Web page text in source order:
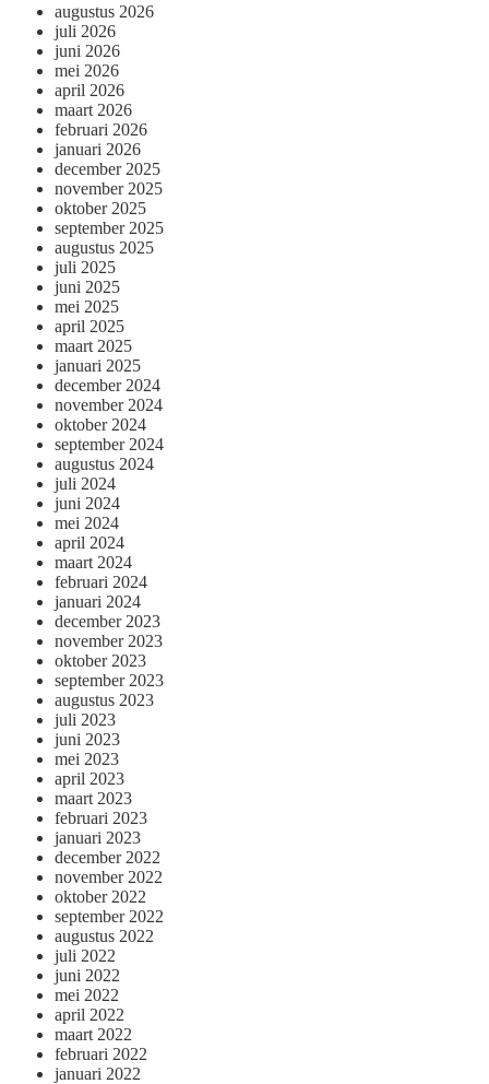
augustus 2026
juli 2026
juni 2026
mei 2026
april 2026
maart 2026
februari 2026
januari 2026
december 2025
november 2025
oktober 2025
september 2025
augustus 2025
juli 2025
juni 2025
mei 2025
april 2025
maart 2025
januari 2025
december 2024
november 2024
oktober 2024
september 2024
augustus 2024
juli 2024
juni 2024
mei 2024
april 2024
maart 2024
februari 2024
januari 2024
december 2023
november 2023
oktober 2023
september 2023
augustus 2023
juli 2023
juni 2023
mei 2023
april 2023
maart 2023
februari 2023
januari 2023
december 2022
november 2022
oktober 2022
september 2022
augustus 2022
juli 2022
juni 2022
mei 2022
april 2022
maart 2022
februari 2022
januari 2022